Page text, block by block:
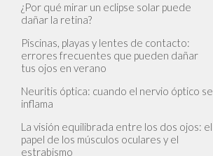
¿Por qué mirar un eclipse solar puede
dañar la retina?
Piscinas, playas y lentes de contacto:
errores frecuentes que pueden dañar
tus ojos en verano
Neuritis óptica: cuando el nervio óptico se
inflama
La visión equilibrada entre los dos ojos: el
papel de los músculos oculares y el
estrabismo